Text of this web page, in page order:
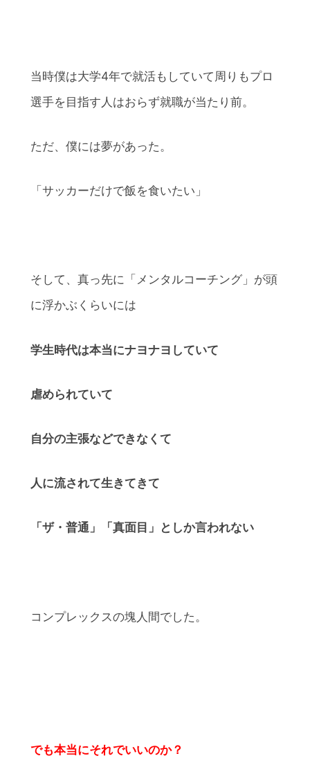
当時僕は大学4年で就活もしていて周りもプロ
選手を目指す人はおらず就職が当たり前。
ただ、僕には夢があった。
「サッカーだけで飯を食いたい」
そして、真っ先に「メンタルコーチング」が頭
に浮かぶくらいには
学生時代は本当にナヨナヨしていて
虐められていて
自分の主張などできなくて
人に流されて生きてきて
「ザ・普通」「真面目」としか言われない
コンプレックスの塊人間でした。
でも本当にそれでいいのか？